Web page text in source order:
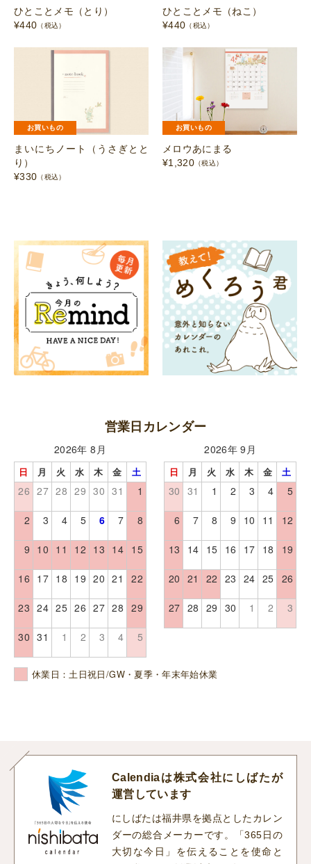
ひとことメモ（とり）
¥440 （税込）
ひとことメモ（ねこ）
¥440 （税込）
お買いもの
まいにちノート（うさぎとと
り）
¥330 （税込）
お買いもの
メロウあにまる
¥1,320 （税込）
営業日カレンダー
2026年 8月
日 月 火 水 木 金 土
26 27 28 29 30 31 1
2 3 4 5 6 7 8
9 10 11 12 13 14 15
16 17 18 19 20 21 22
23 24 25 26 27 28 29
30 31 1 2 3 4 5
2026年 9月
日 月 火 水 木 金 土
30 31 1 2 3 4 5
6 7 8 9 10 11 12
13 14 15 16 17 18 19
20 21 22 23 24 25 26
27 28 29 30 1 2 3
休業日：土日祝日/GW・夏季・年末年始休業
Calendiaは株式会社にしばたが
運営しています
にしばたは福井県を拠点としたカレン
ダーの総合メーカーです。「365日の
大切な今日」を伝えることを使命と